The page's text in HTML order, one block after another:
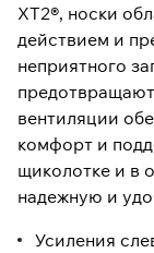
XT2®, носки
действием и
неприятного
вентиляции
комфорт и
щиколотке и в
надежную и
Усиления